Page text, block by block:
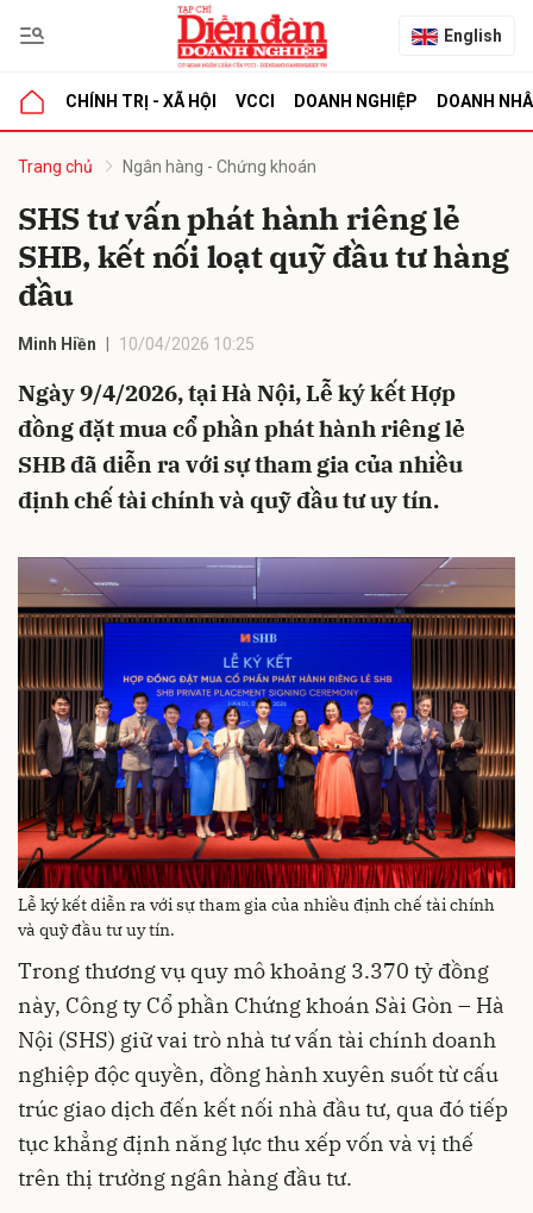
English
CHÍNH TRỊ - XÃ HỘI VCCI DOANH NGHIỆP DOANH
Trang chủ Ngân hàng - Chứng khoán
SHS tư vấn phát hành riêng lẻ
SHB, kết nối loạt quỹ đầu tư hàng
đầu
Minh Hiền 10/04/2026 10:25
Ngày 9/4/2026, tại Hà Nội, Lễ ký kết Hợp
đồng đặt mua cổ phần phát hành riêng lẻ
SHB đã diễn ra với sự tham gia của nhiều
định chế tài chính và quỹ đầu tư uy tín.
Lễ ký kết diễn ra với sự tham gia của nhiều định chế tài chính
và quỹ đầu tư uy tín.
Trong thương vụ quy mô khoảng 3.370 tỷ đồng
này, Công ty Cổ phần Chứng khoán Sài Gòn – Hà
Nội (SHS) giữ vai trò nhà tư vấn tài chính doanh
nghiệp độc quyền, đồng hành xuyên suốt từ cấu
trúc giao dịch đến kết nối nhà đầu tư, qua đó tiếp
tục khẳng định năng lực thu xếp vốn và vị thế
trên thị trường ngân hàng đầu tư.
luận
Hủy